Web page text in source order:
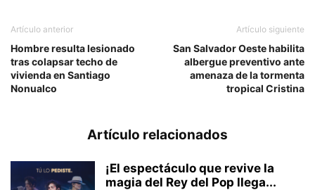
Artículo anterior
Hombre resulta lesionado
tras colapsar techo de
vivienda en Santiago
Nonualco
Artículo siguiente
San Salvador Oeste habilita
albergue preventivo ante
amenaza de la tormenta
tropical Cristina
Artículo relacionados
¡El espectáculo que revive la
magia del Rey del Pop llega...